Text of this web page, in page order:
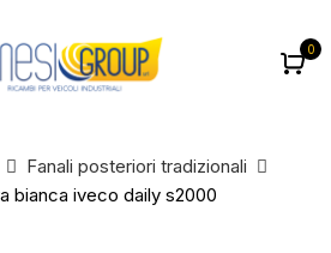
0
Fanali posteriori tradizionali
bianca iveco daily s2000
BE THE FIRST TO REVIEW
IVECO DAILY S2000”